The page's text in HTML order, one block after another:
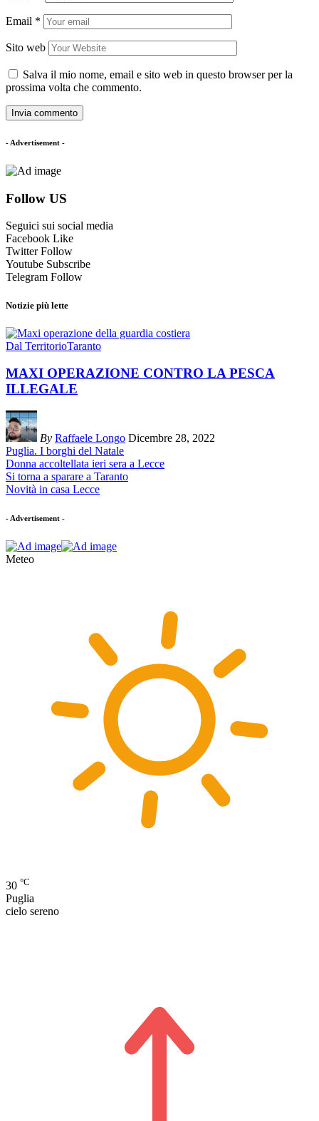
Email *
Sito web
Salva il mio nome, email e sito web in questo browser per la
prossima volta che commento.
- Advertisement -
Follow US
Seguici sui social media
Facebook Like
Twitter Follow
Youtube Subscribe
Telegram Follow
Notizie più lette
Dal TerritorioTaranto
MAXI OPERAZIONE CONTRO LA PESCA
ILLEGALE
By Raffaele Longo Dicembre 28, 2022
Puglia. I borghi del Natale
Donna accoltellata ieri sera a Lecce
Si torna a sparare a Taranto
Novità in casa Lecce
- Advertisement -
Meteo
30 °C
Puglia
cielo sereno